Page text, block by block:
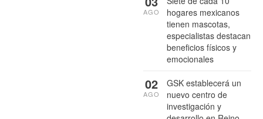
hogares mexicanos
tienen mascotas,
especialistas destacan
beneficios físicos y
emocionales
AGO
GSK establecerá un
nuevo centro de
investigación y
02
AGO